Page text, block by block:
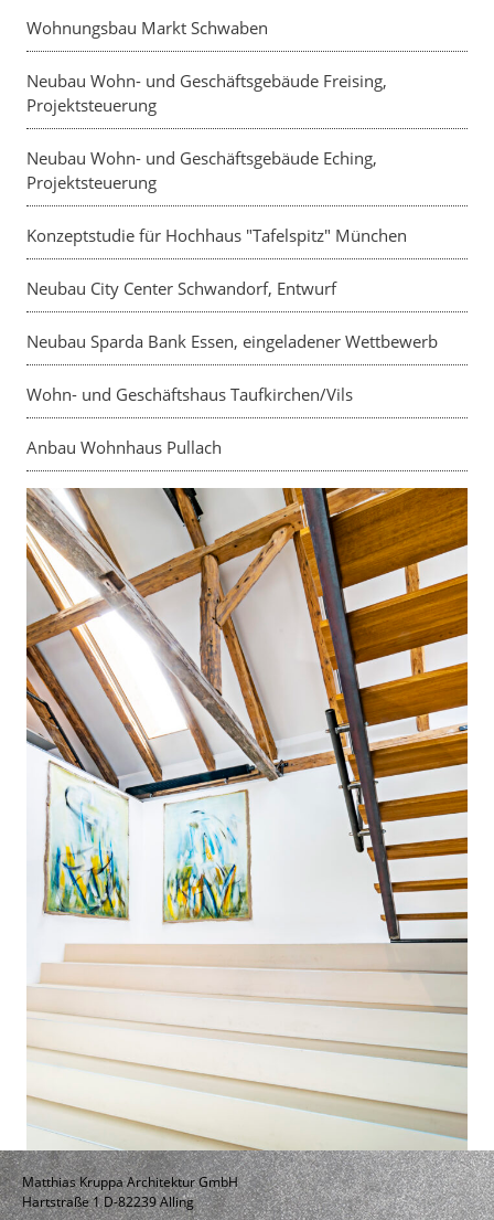
Wohnungsbau Markt Schwaben
Neubau Wohn- und Geschäftsgebäude Freising,
Projektsteuerung
Neubau Wohn- und Geschäftsgebäude Eching,
Projektsteuerung
Konzeptstudie für Hochhaus "Tafelspitz" München
Neubau City Center Schwandorf, Entwurf
Neubau Sparda Bank Essen, eingeladener Wettbewerb
Wohn- und Geschäftshaus Taufkirchen/Vils
Anbau Wohnhaus Pullach
Matthias Kruppa Architektur GmbH
Hartstraße 1 D-82239 Alling